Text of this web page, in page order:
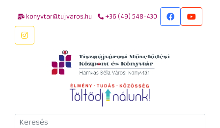
konyvtar@tujvaros.hu +36 (49) 548-430
Keresés